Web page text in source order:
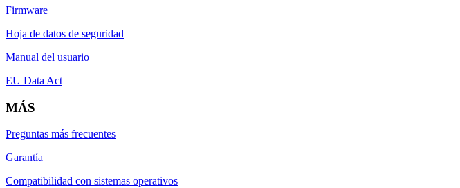
Firmware
Hoja de datos de seguridad
Manual del usuario
EU Data Act
MÁS
Preguntas más frecuentes
Garantía
Compatibilidad con sistemas operativos